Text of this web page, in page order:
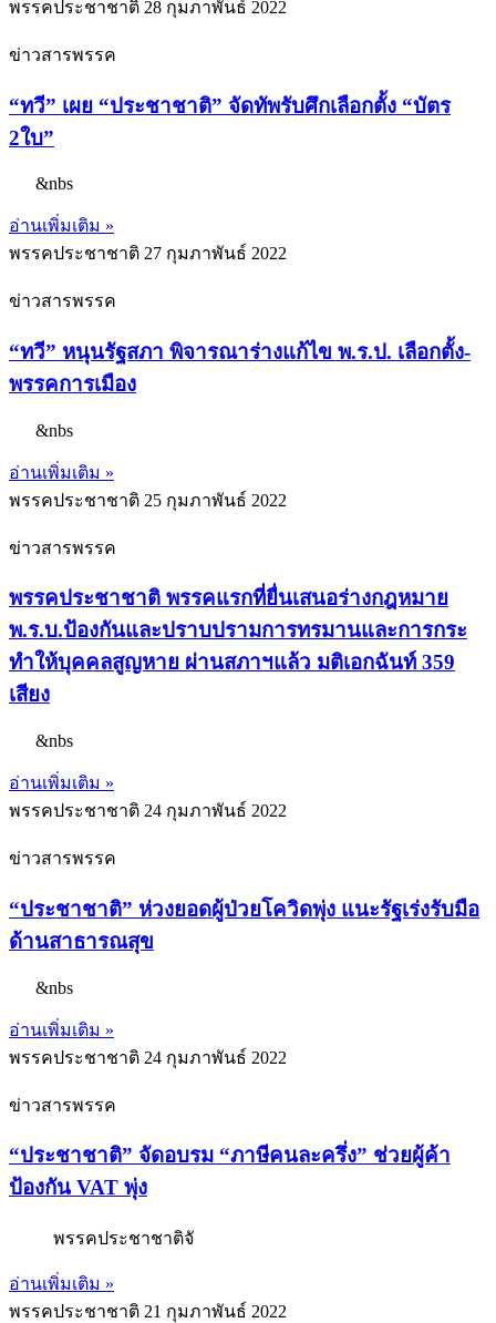
พรรคประชาชาติ 28 กุมภาพันธ์ 2022
ข่าวสารพรรค
“ทวี” เผย “ประชาชาติ” จัดทัพรับศึกเลือกตั้ง “บัตร
2ใบ”
&nbs
อ่านเพิ่มเติม »
พรรคประชาชาติ 27 กุมภาพันธ์ 2022
ข่าวสารพรรค
“ทวี” หนุนรัฐสภา พิจารณาร่างแก้ไข พ.ร.ป. เลือกตั้ง-
พรรคการเมือง
&nbs
อ่านเพิ่มเติม »
พรรคประชาชาติ 25 กุมภาพันธ์ 2022
ข่าวสารพรรค
พรรคประชาชาติ พรรคแรกที่ยื่นเสนอร่างกฎหมาย
พ.ร.บ.ป้องกันและปราบปรามการทรมานและการกระ
ทำให้บุคคลสูญหาย ผ่านสภาฯแล้ว มติเอกฉันท์ 359
เสียง
&nbs
อ่านเพิ่มเติม »
พรรคประชาชาติ 24 กุมภาพันธ์ 2022
ข่าวสารพรรค
“ประชาชาติ” ห่วงยอดผู้ป่วยโควิดพุ่ง แนะรัฐเร่งรับมือ
ด้านสาธารณสุข
&nbs
อ่านเพิ่มเติม »
พรรคประชาชาติ 24 กุมภาพันธ์ 2022
ข่าวสารพรรค
“ประชาชาติ” จัดอบรม “ภาษีคนละครึ่ง” ช่วยผู้ค้า
ป้องกัน VAT พุ่ง
พรรคประชาชาติจั
อ่านเพิ่มเติม »
พรรคประชาชาติ 21 กุมภาพันธ์ 2022